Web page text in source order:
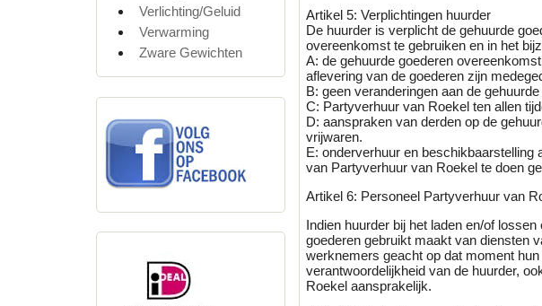
Verlichting/Geluid
Verwarming
Zware Gewichten
Artikel 5: Verplichtingen huurder
De huurder is verplicht de gehuurde
overeenkomst te gebruiken en in het
A: de gehuurde goederen
aflevering van de goederen zijn
B: geen veranderingen aan de
C: Partyverhuur van Roekel ten allen
D: aanspraken van derden op de
vrijwaren.
E: onderverhuur en
van Partyverhuur van Roekel te doen
Artikel 6: Personeel Partyverhuur van
Indien huurder bij het laden en/of
goederen gebruikt maakt van diensten
werknemers geacht op dat moment
verantwoordelijkheid van de huurder,
Roekel aansprakelijk.